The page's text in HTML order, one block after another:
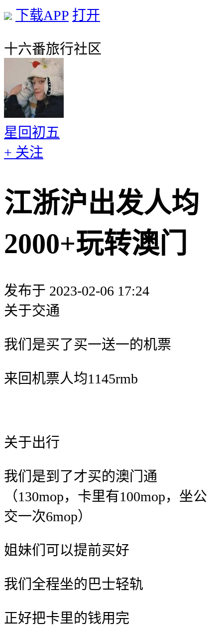
下载APP 打开
十六番旅行社区
星回初五
+ 关注
江浙沪出发人均
2000+玩转澳门
发布于 2023-02-06 17:24
关于交通
我们是买了买一送一的机票
来回机票人均1145rmb
关于出行
我们是到了才买的澳门通
（130mop，卡里有100mop，坐公
交一次6mop）
姐妹们可以提前买好
我们全程坐的巴士轻轨
正好把卡里的钱用完